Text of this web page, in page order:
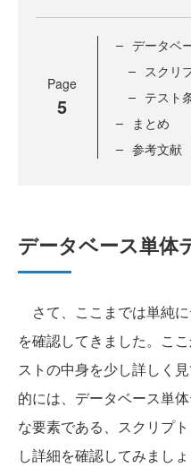
Page
5
データベ
スクリ
テスト
まとめ
参考文献
データベース単体
さて、ここまでは単純
を確認してきました。こ
ストの中身を少し詳しく
的には、データベース単
な要素である、スクリプ
し詳細を確認してみましょ